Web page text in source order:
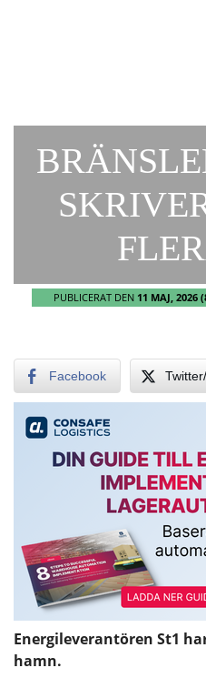
PUBLICERAT DEN 11 MAJ, 2026
Facebook
Energileverantören St1
hamn.